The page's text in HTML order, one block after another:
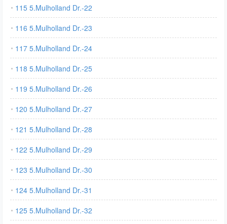
115 5.Mulholland Dr.-22
116 5.Mulholland Dr.-23
117 5.Mulholland Dr.-24
118 5.Mulholland Dr.-25
119 5.Mulholland Dr.-26
120 5.Mulholland Dr.-27
121 5.Mulholland Dr.-28
122 5.Mulholland Dr.-29
123 5.Mulholland Dr.-30
124 5.Mulholland Dr.-31
125 5.Mulholland Dr.-32